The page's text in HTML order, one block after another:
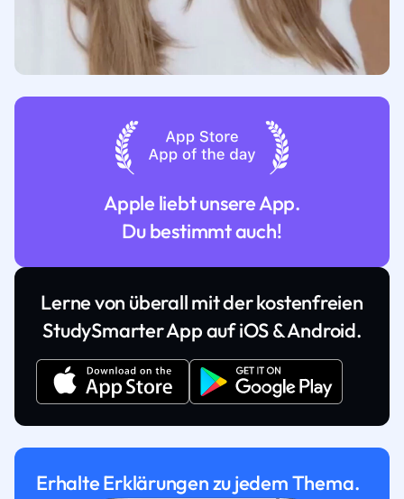
Apple liebt unsere App.
Du bestimmt auch!
Lerne von überall mit der kostenfreien
StudySmarter App auf iOS & Android.
Erhalte Erklärungen zu jedem Thema.